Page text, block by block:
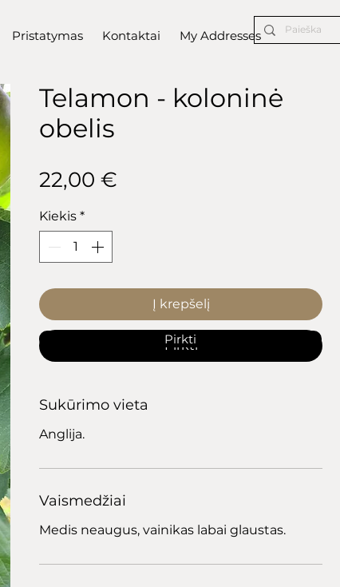
Pristatymas Kontaktai My Addresses
Telamon - koloninė
obelis
22,00 €
Kiekis *
Į krepšelį
Pirkti
Sukūrimo vieta
Anglija.
Vaismedžiai
Medis neaugus, vainikas labai glaustas.
Pirkti